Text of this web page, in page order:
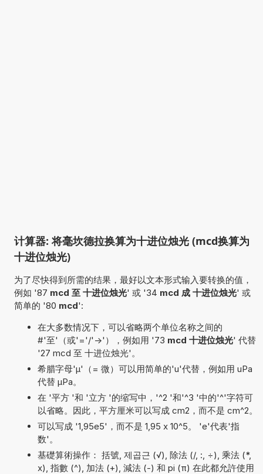
计算器: 将毫坎德拉换算为十进位烛光 (mcd换算为
十进位烛光)
为了尽快得到所需的结果，最好以文本形式输入要转换的值，
例如 '87 mcd 至 十进位烛光' 或 '34 mcd 成 十进位烛光' 或
简单的 '80 mcd':
在大多数情况下，可以省略两个单位名称之间的
#'至'（或'='/'->'），例如用 '73 mcd 十进位烛光' 代替
'27 mcd 至 十进位烛光'。
希腊字母'µ'（= 微）可以用简单的'u'代替，例如用 uPa
代替 µPa。
在 '平方 '和 '立方 '的缩写中，'^2 '和'^3 '中的'^'字符可
以省略。因此，平方厘米可以写成 cm2，而不是 cm^2。
可以写成 '1,95e5'，而不是 1,95 x 10^5。 'e'代表'指
数'。
基礎算術操作： 括號, 제곱근 (√), 除法 (/, :, ÷), 乘法 (*,
x), 指數 (^), 加法 (+), 減法 (-) 和 pi (π) 在此都允許使用